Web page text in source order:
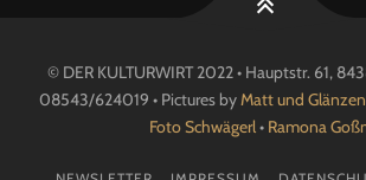
© DER KULTURWIRT 2022 • Hauptstr. 61,
08543/624019 • Pictures by Matt und
Foto Schwägerl• Ramona